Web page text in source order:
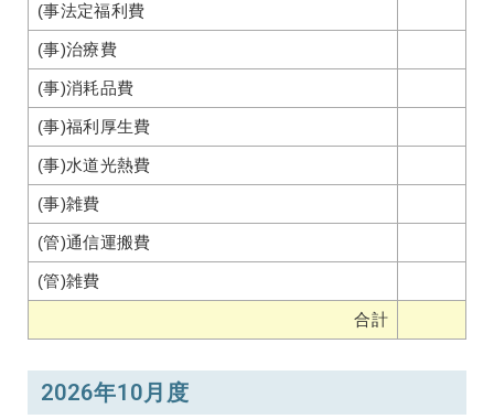
(事法定福利費
(事)治療費
(事)消耗品費
(事)福利厚生費
(事)水道光熱費
(事)雑費
(管)通信運搬費
(管)雑費
合計
2026年10月度